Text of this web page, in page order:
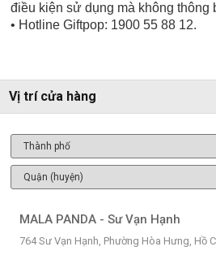
điều kiện sử dụng mà không thông
• Hotline Giftpop: 1900 55 88 12.
Vị trí cửa hàng
MALA PANDA - Sư Vạn Hạnh
764 Sư Vạn Hạnh, Phường Hòa Hưng, Hồ